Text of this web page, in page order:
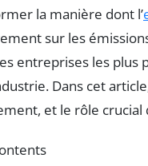
la manière dont l’
sur les
entreprises les plus
Dans cet
et le rôle crucial